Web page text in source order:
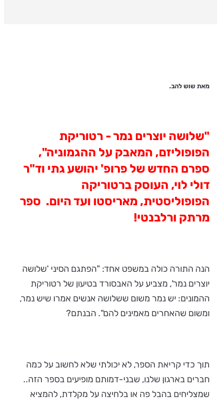
מאת שוש להב.
"שלושה יוצרים נמר - רטוריקת
הפופוליזם, המאבק על ההגמוניה",
ספרם החדש של פרופ' יהושע גתי וד"ר
דולי לוי, העוסק ברטוריקה
הפופוליסטית, מאריסטו ועד היום. ספר
מרתק ורלבנטי!
הנה התורה כולה במשפט אחד: "הפתגם הסיני 'שלושה
יוצרים נמר', מצביע על האבסורד בטיעון של רטוריקת
ההמונים: יש נמר משום ששלושה אנשים אמרו שיש נמר,
ומשום שהאחרים מאמינים להם". הבנתם?
תוך כדי קריאת הספר, לא יכולתי שלא לחשוב על כמה
חברים בארגון שלנו, שבני-דמותם מופיעים בספר הזה..
שמצליחים בהבל פה או בלחיצה על מקלדת, להמציא